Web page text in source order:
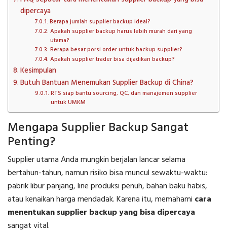
dipercaya
Berapa jumlah supplier backup ideal?
Apakah supplier backup harus lebih murah dari yang
utama?
Berapa besar porsi order untuk backup supplier?
Apakah supplier trader bisa dijadikan backup?
Kesimpulan
Butuh Bantuan Menemukan Supplier Backup di China?
RTS siap bantu sourcing, QC, dan manajemen supplier
untuk UMKM
Mengapa Supplier Backup Sangat
Penting?
Supplier utama Anda mungkin berjalan lancar selama
bertahun-tahun, namun risiko bisa muncul sewaktu-waktu:
pabrik libur panjang, line produksi penuh, bahan baku habis,
atau kenaikan harga mendadak. Karena itu, memahami cara
menentukan supplier backup yang bisa dipercaya
sangat vital.